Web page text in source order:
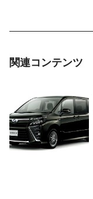
関連コンテンツ